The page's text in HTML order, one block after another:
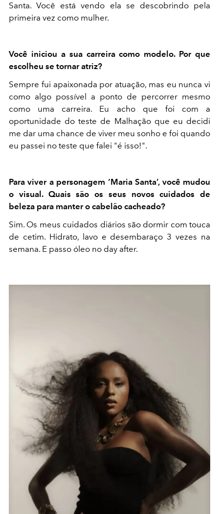
Santa. Você está vendo ela se descobrindo pela
primeira vez como mulher.
Você iniciou a sua carreira como modelo. Por que
escolheu se tornar atriz?
Sempre fui apaixonada por atuação, mas eu nunca vi
como algo possível a ponto de percorrer mesmo
como uma carreira. Eu acho que foi com a
oportunidade do teste de Malhação que eu decidi
me dar uma chance de viver meu sonho e foi quando
eu passei no teste que falei "é isso!".
Para viver a personagem ‘Maria Santa’, você mudou
o visual. Quais são os seus novos cuidados de
beleza para manter o cabelão cacheado?
Sim. Os meus cuidados diários são dormir com touca
de cetim. Hidrato, lavo e desembaraço 3 vezes na
semana. E passo óleo no day after.